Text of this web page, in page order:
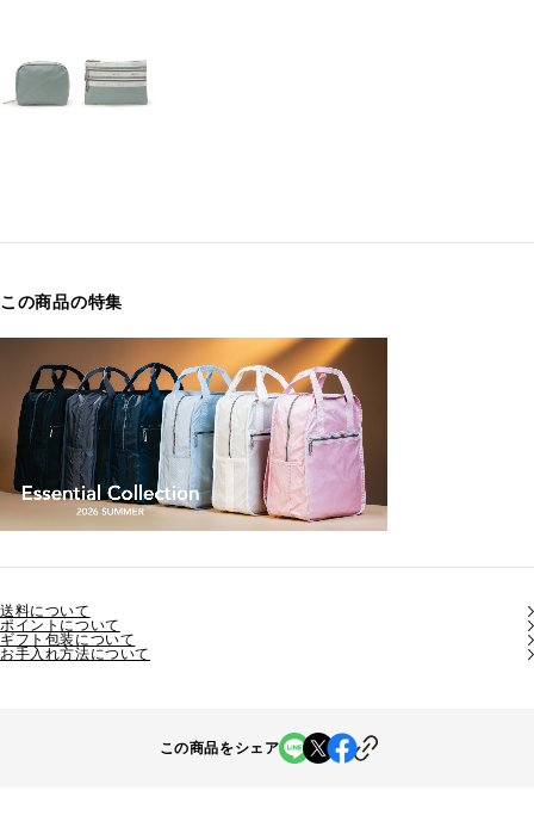
この商品の特集
送料について
ポイントについて
ギフト包装について
お手入れ方法について
この商品をシェア